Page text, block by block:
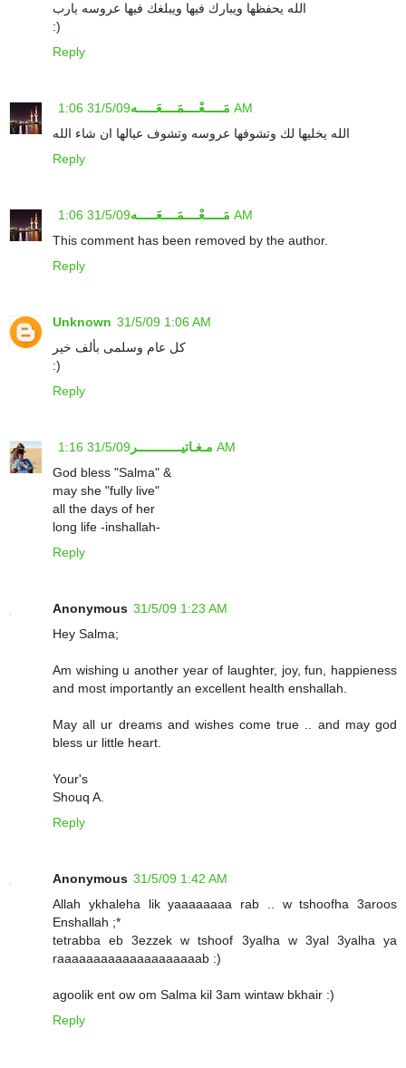
الله يحفظها ويبارك فيها ويبلغك فيها عروسه يارب
:)
Reply
مَـــــعْــــمَــــعَـــــه 31/5/09 1:06 AM
الله يخليها لك وتشوفها عروسه وتشوف عيالها ان شاء الله
Reply
مَـــــعْــــمَــــعَـــــه 31/5/09 1:06 AM
This comment has been removed by the author.
Reply
Unknown 31/5/09 1:06 AM
كل عام وسلمى بألف خير
:)
Reply
مـغـاتيــــــــــــر 31/5/09 1:16 AM
God bless "Salma" &
may she "fully live"
all the days of her
long life -inshallah-
Reply
Anonymous 31/5/09 1:23 AM
Hey Salma;
Am wishing u another year of laughter, joy, fun, happieness
and most importantly an excellent health enshallah.
May all ur dreams and wishes come true .. and may god
bless ur little heart.
Your's
Shouq A.
Reply
Anonymous 31/5/09 1:42 AM
Allah ykhaleha lik yaaaaaaaa rab .. w tshoofha 3aroos
Enshallah ;*
tetrabba eb 3ezzek w tshoof 3yalha w 3yal 3yalha ya
raaaaaaaaaaaaaaaaaaaab :)
agoolik ent ow om Salma kil 3am wintaw bkhair :)
Reply